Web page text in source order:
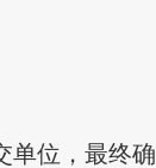
单位，最终确